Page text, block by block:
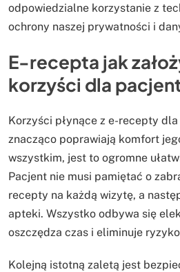
odpowiedzialne korzystanie z
ochrony naszej prywatności i
E-recepta jak
korzyści dla
Korzyści płynące z e-recepty
znacząco poprawiają komfort
wszystkim, jest to ogromne
Pacjent nie musi pamiętać o
recepty na każdą wizytę, a
apteki. Wszystko odbywa się
oszczędza czas i eliminuje
Kolejną istotną zaletą jest